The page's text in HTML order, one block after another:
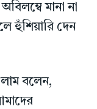
মানা না
হুঁশিয়ারি দেন
বলেন,